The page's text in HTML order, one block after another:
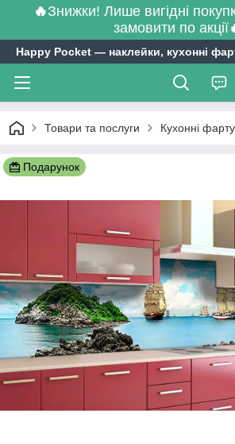
🔥Знижки! Лише вигідні
замовити по акції
Happy Pocket ― наклейки, кухонні
Товари та послуги Кухонні
Подарунок